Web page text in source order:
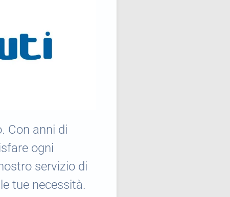
Con anni di
ogni
servizio di
tue necessità.